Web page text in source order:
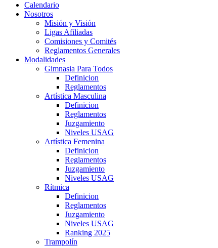
Calendario
Nosotros
Misión y Visión
Ligas Afiliadas
Comisiones y Comités
Reglamentos Generales
Modalidades
Gimnasia Para Todos
Definicion
Reglamentos
Artística Masculina
Definicion
Reglamentos
Juzgamiento
Niveles USAG
Artística Femenina
Definicion
Reglamentos
Juzgamiento
Niveles USAG
Rítmica
Definicion
Reglamentos
Juzgamiento
Niveles USAG
Ranking 2025
Trampolín